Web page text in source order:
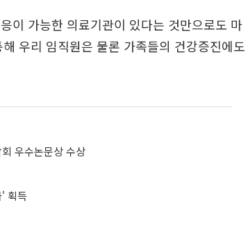
이 가능한 의료기관이 있다는 것만으로도 마
우리 임직원은 물론 가족들의 건강증진에도
우수논문상 수상
획득